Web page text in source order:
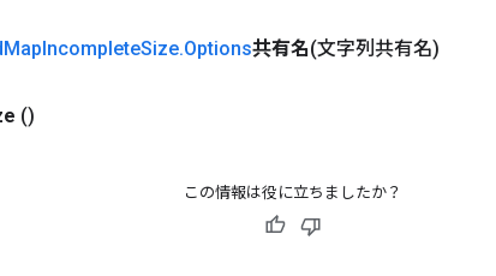
MapIncompleteSize.Options共有名(文字列共有名)
()
この情報は役に立ちましたか？